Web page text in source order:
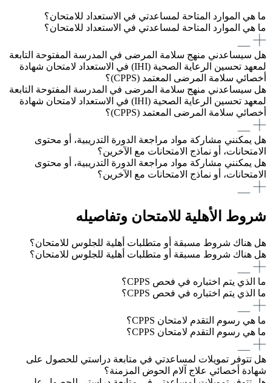
ما هي الموارد المتاحة لمساعدتي في الاستعداد للامتحان؟
ما هي الموارد المتاحة لمساعدتي في الاستعداد للامتحان؟
هل سيساعدني منهج سلامة المرضى في المدرسة المفتوحة التابعة
لمعهد تحسين الرعاية الصحية (IHI) في الاستعداد لامتحان شهادة
أخصائي سلامة المرضى المعتمد (CPPS)؟
هل سيساعدني منهج سلامة المرضى في المدرسة المفتوحة التابعة
لمعهد تحسين الرعاية الصحية (IHI) في الاستعداد لامتحان شهادة
أخصائي سلامة المرضى المعتمد (CPPS)؟
هل يمكنني مشاركة مواد مراجعة الدورة التدريبية، أو محتوى
الامتحانات، أو نماذج الامتحانات مع الآخرين؟
هل يمكنني مشاركة مواد مراجعة الدورة التدريبية، أو محتوى
الامتحانات، أو نماذج الامتحانات مع الآخرين؟
شروط الأهلية للامتحان وتفاصيله
هل هناك شروط مسبقة أو متطلبات أهلية للجلوس للامتحان؟
هل هناك شروط مسبقة أو متطلبات أهلية للجلوس للامتحان؟
ما الذي يتم اختباره في فحص CPPS؟
ما الذي يتم اختباره في فحص CPPS؟
ما هي رسوم التقدم لامتحان CPPS؟
ما هي رسوم التقدم لامتحان CPPS؟
هل تتوفر تمويلات لمساعدتي في متابعة دراستي للحصول على
شهادة أخصائي علاج آلام الحوض المزمنة؟